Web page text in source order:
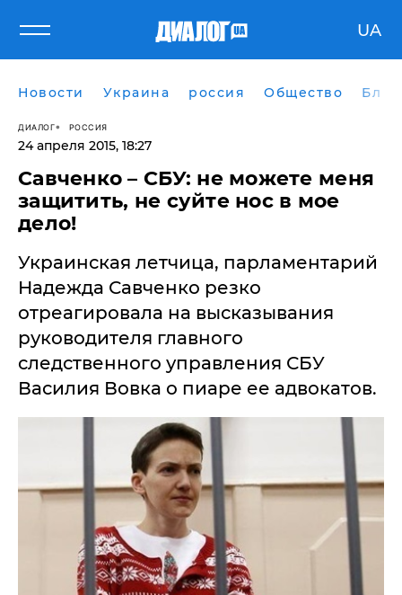
UA
Новости Украина россия Общество
ДИАЛОГ РОССИЯ
24 апреля 2015, 18:27
Савченко – СБУ: не можете меня
защитить, не суйте нос в мое
дело!
Украинская летчица, парламентарий
Надежда Савченко резко
отреагировала на высказывания
руководителя главного
следственного управления СБУ
Василия Вовка о пиаре ее адвокатов.